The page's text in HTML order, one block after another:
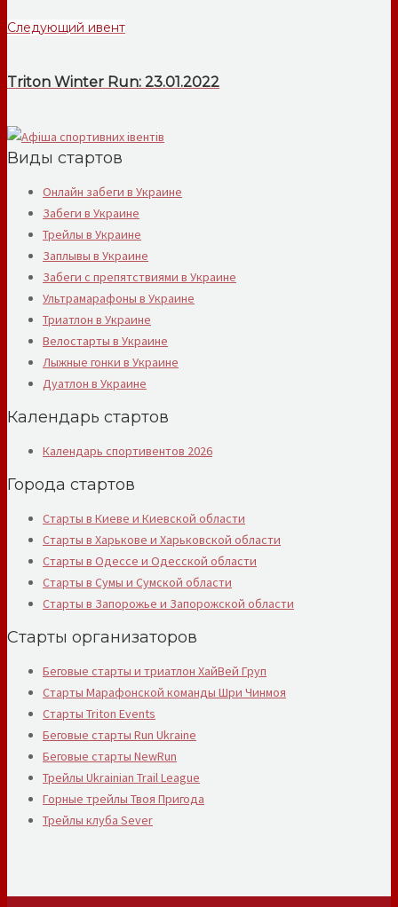
Следующий ивент
Triton Winter Run: 23.01.2022
Виды стартов
Онлайн забеги в Украине
Забеги в Украине
Трейлы в Украине
Заплывы в Украине
Забеги с препятствиями в Украине
Ультрамарафоны в Украине
Триатлон в Украине
Велостарты в Украине
Лыжные гонки в Украине
Дуатлон в Украине
Календарь стартов
Календарь спортивентов 2026
Города стартов
Старты в Киеве и Киевской области
Старты в Харькове и Харьковской области
Старты в Одессе и Одесской области
Старты в Сумы и Сумской области
Старты в Запорожье и Запорожской области
Старты организаторов
Беговые старты и триатлон ХайВей Груп
Старты Марафонской команды Шри Чинмоя
Старты Triton Events
Беговые старты Run Ukraine
Беговые старты NewRun
Трейлы Ukrainian Trail League
Горные трейлы Твоя Пригода
Трейлы клуба Sever